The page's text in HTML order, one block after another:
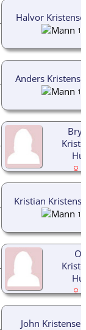
Halvor
Anders
Kristian
John